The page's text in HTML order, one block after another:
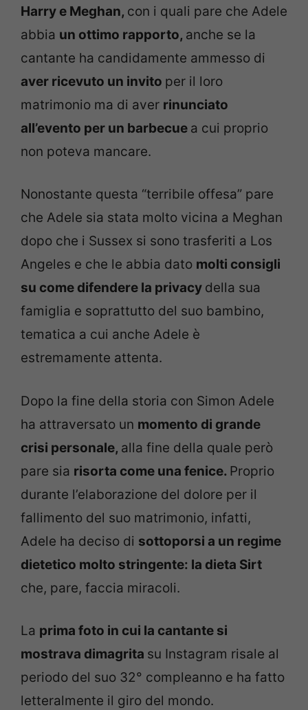
Harry e Meghan, con i quali pare che Adele
abbia un ottimo rapporto, anche se la
cantante ha candidamente ammesso di
aver ricevuto un invito per il loro
matrimonio ma di aver rinunciato
all’evento per un barbecue a cui proprio
non poteva mancare.
Nonostante questa “terribile offesa” pare
che Adele sia stata molto vicina a Meghan
dopo che i Sussex si sono trasferiti a Los
Angeles e che le abbia dato molti consigli
su come difendere la privacy della sua
famiglia e soprattutto del suo bambino,
tematica a cui anche Adele è
estremamente attenta.
Dopo la fine della storia con Simon Adele
ha attraversato un momento di grande
crisi personale, alla fine della quale però
pare sia risorta come una fenice. Proprio
durante l’elaborazione del dolore per il
fallimento del suo matrimonio, infatti,
Adele ha deciso di sottoporsi a un regime
dietetico molto stringente: la dieta Sirt
che, pare, faccia miracoli.
La prima foto in cui la cantante si
mostrava dimagrita su Instagram risale al
periodo del suo 32° compleanno e ha fatto
letteralmente il giro del mondo.